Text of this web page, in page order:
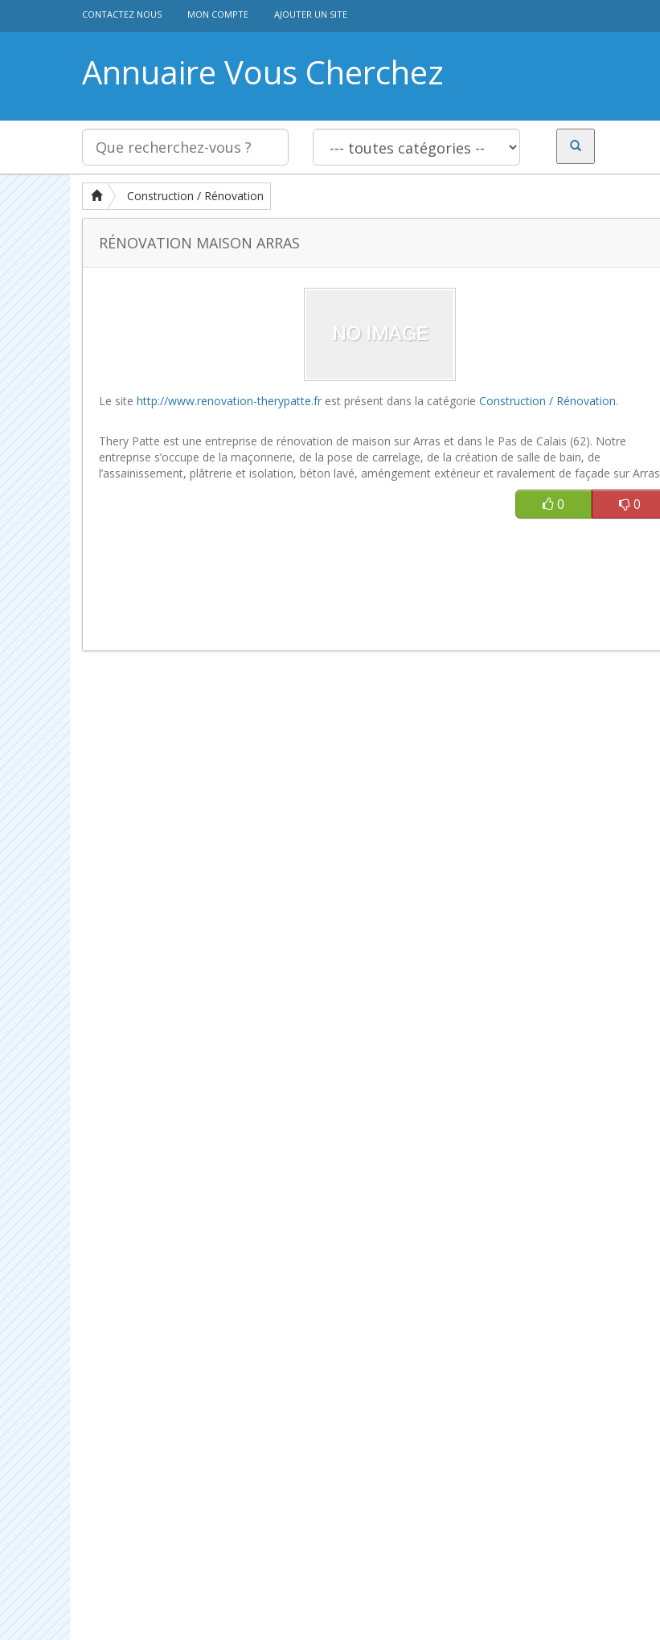
CONTACTEZ NOUS MON COMPTE AJOUTER UN SITE
Annuaire Vous Cherchez
Construction / Rénovation
RÉNOVATION MAISON ARRAS
Le site http://www.renovation-therypatte.fr est présent dans la catégorie Construction / Rénovation.
Thery Patte est une entreprise de rénovation de maison sur Arras et dans le Pas de Calais (62). Notre
entreprise s’occupe de la maçonnerie, de la pose de carrelage, de la création de salle de bain, de
l’assainissement, plâtrerie et isolation, béton lavé, améngement extérieur et ravalement de façade sur Arras
0 0